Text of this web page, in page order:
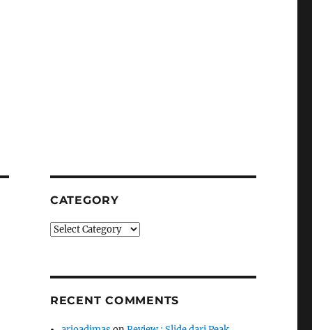
CATEGORY
Category
RECENT COMMENTS